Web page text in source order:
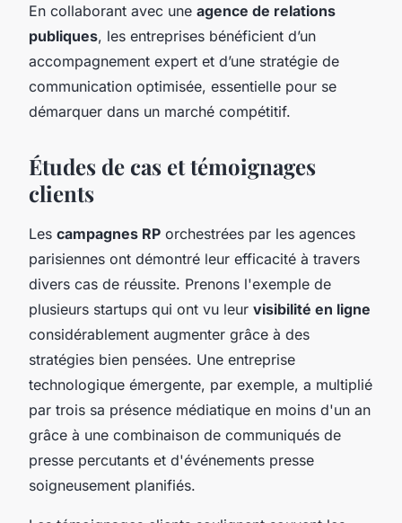
En collaborant avec une agence de relations
publiques, les entreprises bénéficient d’un
accompagnement expert et d’une stratégie de
communication optimisée, essentielle pour se
démarquer dans un marché compétitif.
Études de cas et témoignages
clients
Les campagnes RP orchestrées par les agences
parisiennes ont démontré leur efficacité à travers
divers cas de réussite. Prenons l'exemple de
plusieurs startups qui ont vu leur visibilité en ligne
considérablement augmenter grâce à des
stratégies bien pensées. Une entreprise
technologique émergente, par exemple, a multiplié
par trois sa présence médiatique en moins d'un an
grâce à une combinaison de communiqués de
presse percutants et d'événements presse
soigneusement planifiés.